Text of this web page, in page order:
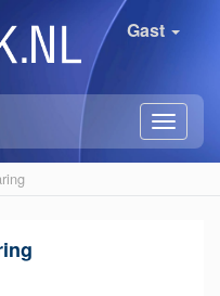
Gast